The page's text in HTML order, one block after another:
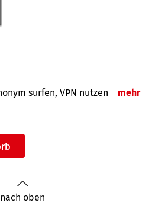
surfen, VPN nutzen mehr
nach oben